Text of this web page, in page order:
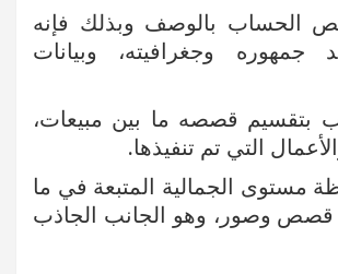
الحساب بالوصف وبذلك فإنه
جمهوره وجغرافيته، وبيانات
بتقسيم قصصه ما بين مبيعات،
التي تم تنفيذها.
مستوى الجمالية المتبعة في ما
وصور، وهو الجانب الجاذب